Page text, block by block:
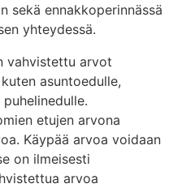
sekä ennakkoperinnässä
yhteydessä.
vahvistettu arvot
asuntoedulle,
etujen arvona
Käypää arvoa voidaan
on ilmeisesti
arvoa